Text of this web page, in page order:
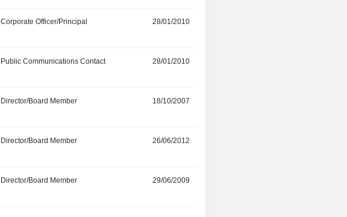
Corporate Officer/Principal 28/01/2010
Public Communications Contact 28/01/2010
Director/Board Member 18/10/2007
Director/Board Member 26/06/2012
Director/Board Member 29/06/2009